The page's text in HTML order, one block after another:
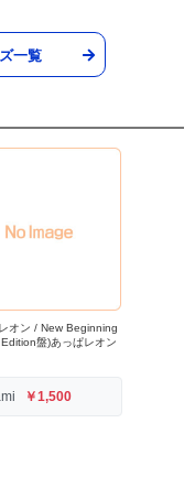
一覧
オン / New Beginning
盤)あっぱレオン
￥1,500